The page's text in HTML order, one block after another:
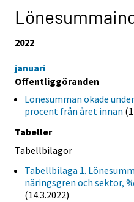
2022
januari
Offentliggöranden
Lönesumman ökade
procent från året innan
Tabeller
Tabellbilagor
Tabellbilaga 1.
näringsgren och sektor,
(14.3.2022)